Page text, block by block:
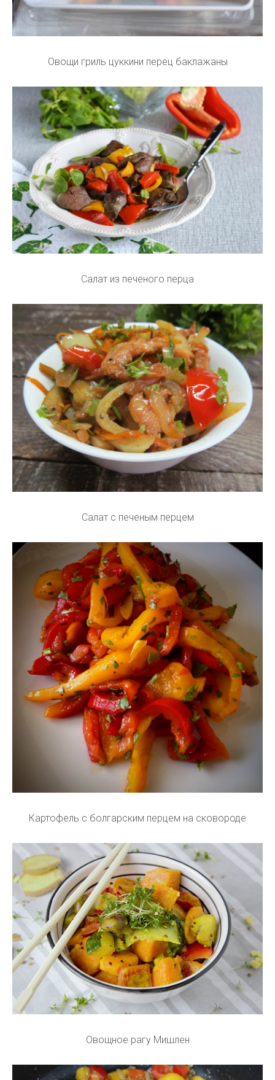
Овощи гриль цуккини перец баклажаны
Салат из печеного перца
Салат с печеным перцем
Картофель с болгарским перцем на сковороде
Овощное рагу Мишлен